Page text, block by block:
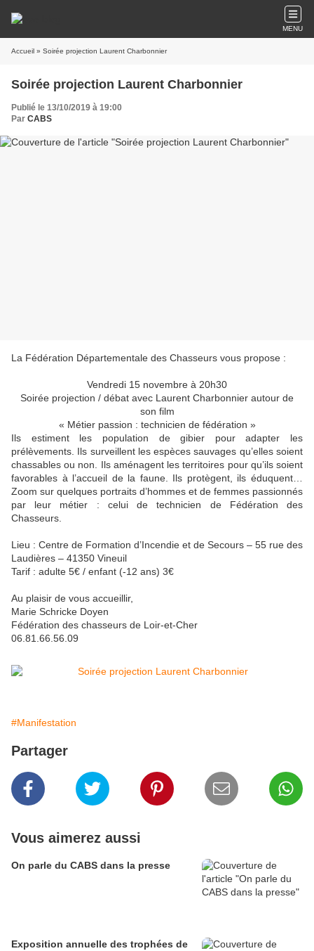
MENU
Accueil » Soirée projection Laurent Charbonnier
Soirée projection Laurent Charbonnier
Publié le 13/10/2019 à 19:00
Par CABS
La Fédération Départementale des Chasseurs vous propose :
Vendredi 15 novembre à 20h30
Soirée projection / débat avec Laurent Charbonnier autour de
son film
« Métier passion : technicien de fédération »
Ils estiment les population de gibier pour adapter les
prélèvements. Ils surveillent les espèces sauvages qu’elles soient
chassables ou non. Ils aménagent les territoires pour qu’ils soient
favorables à l’accueil de la faune. Ils protègent, ils éduquent…
Zoom sur quelques portraits d’hommes et de femmes passionnés
par leur métier : celui de technicien de Fédération des
Chasseurs.
Lieu : Centre de Formation d’Incendie et de Secours – 55 rue des
Laudières – 41350 Vineuil
Tarif : adulte 5€ / enfant (-12 ans) 3€
Au plaisir de vous accueillir,
Marie Schricke Doyen
Fédération des chasseurs de Loir-et-Cher
06.81.66.56.09
#Manifestation
Partager
Vous aimerez aussi
On parle du CABS dans la presse
Exposition annuelle des trophées de